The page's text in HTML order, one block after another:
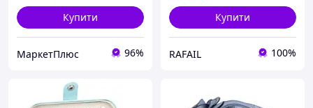
Купити
МаркетПлюс 96%
Купити
RAFAIL 100%